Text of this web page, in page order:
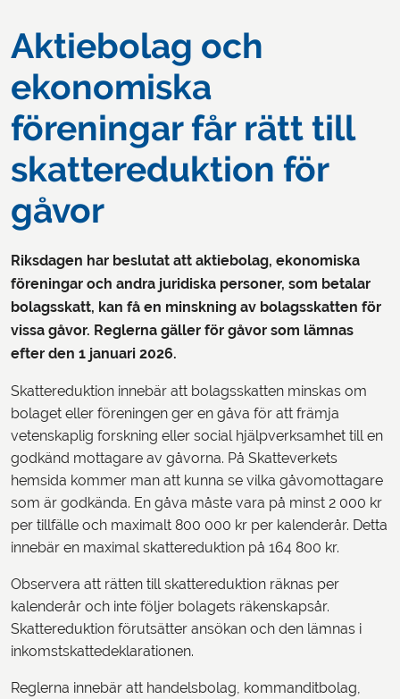
Aktiebolag och
ekonomiska
föreningar får rätt till
skattereduktion för
gåvor
Riksdagen har beslutat att aktiebolag, ekonomiska
föreningar och andra juridiska personer, som betalar
bolagsskatt, kan få en minskning av bolagsskatten för
vissa gåvor. Reglerna gäller för gåvor som lämnas
efter den 1 januari 2026.
Skattereduktion innebär att bolagsskatten minskas om
bolaget eller föreningen ger en gåva för att främja
vetenskaplig forskning eller social hjälpverksamhet till en
godkänd mottagare av gåvorna. På Skatteverkets
hemsida kommer man att kunna se vilka gåvomottagare
som är godkända. En gåva måste vara på minst 2 000 kr
per tillfälle och maximalt 800 000 kr per kalenderår. Detta
innebär en maximal skattereduktion på 164 800 kr.
Observera att rätten till skattereduktion räknas per
kalenderår och inte följer bolagets räkenskapsår.
Skattereduktion förutsätter ansökan och den lämnas i
inkomstskattedeklarationen.
Reglerna innebär att handelsbolag, kommanditbolag,